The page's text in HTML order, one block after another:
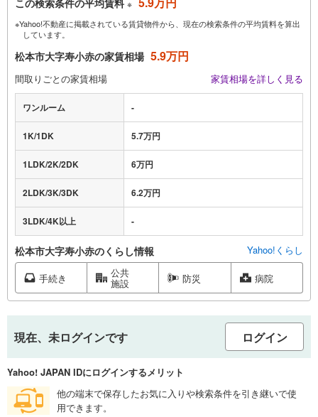
この検索条件の平均賃料 ※
※Yahoo!不動産に掲載されている賃貸物件から、現在の検索条件の平均賃料を算出
しています。
松本市大字寿小赤の家賃相場 5.9万円
間取りごとの家賃相場 家賃相場を詳しく見る
ワンルーム -
1K/1DK 5.7万円
1LDK/2K/2DK 6万円
2LDK/3K/3DK 6.2万円
3LDK/4K以上 -
松本市大字寿小赤のくらし情報 Yahoo!くらし
手続き 公共
施設 防災 病院
現在、未ログインです ログイン
Yahoo! JAPAN IDにログインするメリット
他の端末で保存したお気に入りや検索条件を引き継いで使
用できます。